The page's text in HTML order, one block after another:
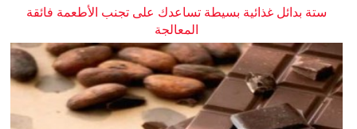
ستة بدائل غذائية بسيطة تساعدك على تجنب الأطعمة فائقة
المعالجة